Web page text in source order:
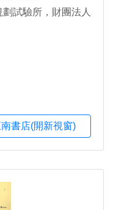
試驗所，財團法人
南書店(開新視窗)